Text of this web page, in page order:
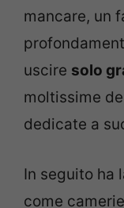
mancare, un
uscire solo
moltissime
dedicate a
In seguito ha
come